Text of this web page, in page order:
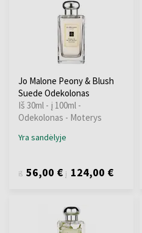
Jo Malone Peony & Blush
Suede Odekolonas
Iš 30ml - į 100ml -
Odekolonas - Moterys
Yra sandėlyje
iš 56,00 € į 124,00 €